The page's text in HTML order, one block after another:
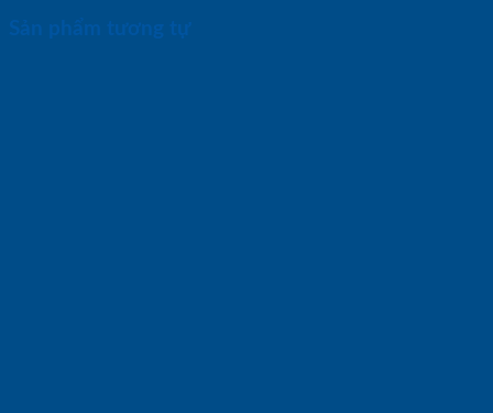
Sản phẩm tương tự